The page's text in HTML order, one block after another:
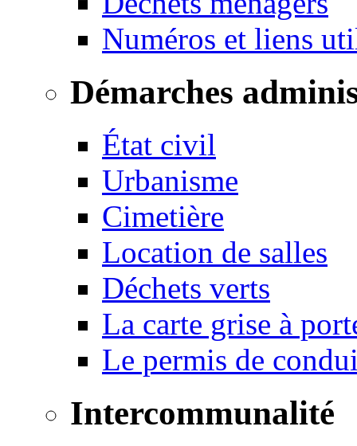
Numéros et liens
Démarches
État civil
Urbanisme
Cimetière
Location de salles
Déchets verts
La carte grise à
Le permis de
Intercommunalité